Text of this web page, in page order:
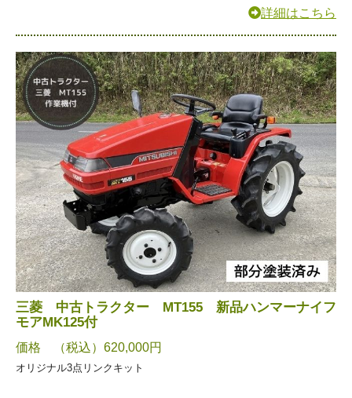
詳細はこちら
三菱 中古トラクター MT155 新品ハンマーナイフ
モアMK125付
価格 （税込）620,000円
オリジナル3点リンクキット